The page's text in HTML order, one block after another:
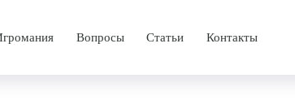
Вопросы Статьи Контакты